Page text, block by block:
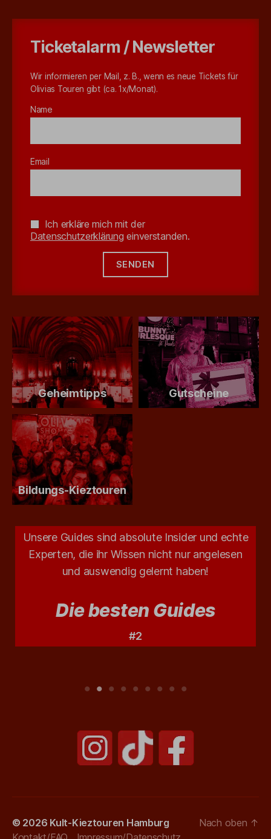
Ticketalarm / Newsletter
Wir informieren per Mail, z. B., wenn es neue Tickets für
Olivias Touren gibt (ca. 1x/Monat).
Name
Email
Ich erkläre mich mit der
Datenschutzerklärung einverstanden.
Geheimtipps Gutscheine
Bildungs-Kieztouren
Unsere Guides sind absolute Insider und echte
Experten, die ihr Wissen nicht nur angelesen
und auswendig gelernt haben!
Die besten Guides
#2
© 2026 Kult-Kieztouren Hamburg
Nach oben ↑